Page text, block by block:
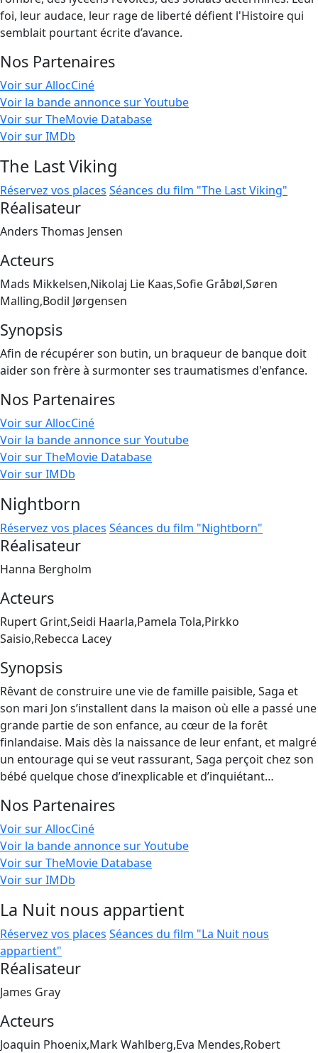
foi, leur audace, leur rage de liberté défient l'Histoire qui
semblait pourtant écrite d’avance.
Nos Partenaires
Voir sur AllocCiné
Voir la bande annonce sur Youtube
Voir sur TheMovie Database
Voir sur IMDb
The Last Viking
Réservez vos places Séances du film "The Last Viking"
Réalisateur
Anders Thomas Jensen
Acteurs
Mads Mikkelsen,Nikolaj Lie Kaas,Sofie Gråbøl,Søren
Malling,Bodil Jørgensen
Synopsis
Afin de récupérer son butin, un braqueur de banque doit
aider son frère à surmonter ses traumatismes d'enfance.
Nos Partenaires
Voir sur AllocCiné
Voir la bande annonce sur Youtube
Voir sur TheMovie Database
Voir sur IMDb
Nightborn
Réservez vos places Séances du film "Nightborn"
Réalisateur
Hanna Bergholm
Acteurs
Rupert Grint,Seidi Haarla,Pamela Tola,Pirkko
Saisio,Rebecca Lacey
Synopsis
Rêvant de construire une vie de famille paisible, Saga et
son mari Jon s’installent dans la maison où elle a passé une
grande partie de son enfance, au cœur de la forêt
finlandaise. Mais dès la naissance de leur enfant, et malgré
un entourage qui se veut rassurant, Saga perçoit chez son
bébé quelque chose d’inexplicable et d’inquiétant…
Nos Partenaires
Voir sur AllocCiné
Voir la bande annonce sur Youtube
Voir sur TheMovie Database
Voir sur IMDb
La Nuit nous appartient
Réservez vos places Séances du film "La Nuit nous
appartient"
Réalisateur
James Gray
Acteurs
Joaquin Phoenix,Mark Wahlberg,Eva Mendes,Robert